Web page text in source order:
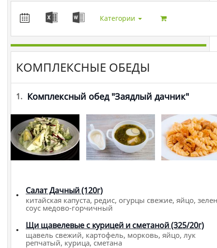
Категории
КОМПЛЕКСНЫЕ ОБЕДЫ
1. Комплексный обед "Заядлый дачник"
Салат Дачный (120г)
китайская капуста, редис, огурцы свежие, яйцо,
соус медово-горчичный
Щи щавелевые с курицей и сметаной (325/20г)
щавель свежий, картофель, морковь, яйцо, лук
репчатый, курица, сметана